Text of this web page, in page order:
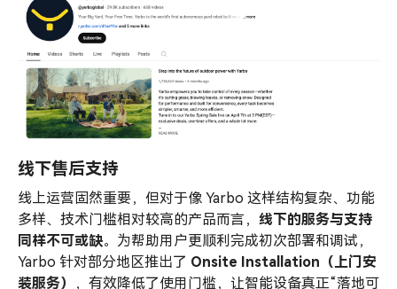
线下售后支持
线上运营固然重要，但对于像 Yarbo 这样结构复杂、功能
多样、技术门槛相对较高的产品而言， 线下的服务与支持
同样不可或缺。为帮助用户更顺利完成初次部署和调试，
Yarbo 针对部分地区推出了 Onsite Installation（上门安
装服务）
，有效降低了使用门槛，让智能设备真正“落地可